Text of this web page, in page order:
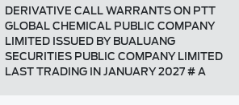
DERIVATIVE CALL WARRANTS ON PTT
GLOBAL CHEMICAL PUBLIC COMPANY
LIMITED ISSUED BY BUALUANG
SECURITIES PUBLIC COMPANY LIMITED
LAST TRADING IN JANUARY 2027 # A